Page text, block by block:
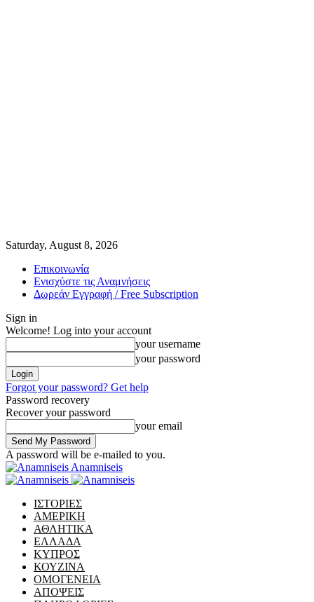
Saturday, August 8, 2026
Επικοινωνία
Ενισχύστε τις Αναμνήσεις
Δωρεάν Εγγραφή / Free Subscription
Sign in
Welcome! Log into your account
your username
your password
Forgot your password? Get help
Password recovery
Recover your password
your email
A password will be e-mailed to you.
Anamniseis
ΙΣΤΟΡΙΕΣ
ΑΜΕΡΙΚΗ
ΑΘΛΗΤΙΚΑ
ΕΛΛΑΔΑ
ΚΥΠΡΟΣ
ΚΟΥΖΙΝΑ
ΟΜΟΓΕΝΕΙΑ
ΑΠΟΨΕΙΣ